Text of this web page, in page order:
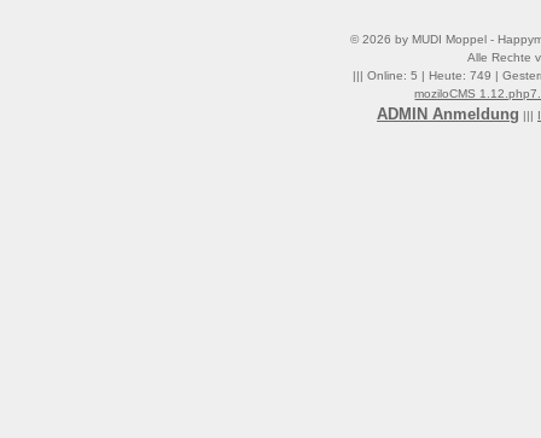
©2026 by MUDI Moppel -
Alle Rechte
||| Online: 5 | Heute: 749 |
moziloCMS
ADMIN Anmeldung |||